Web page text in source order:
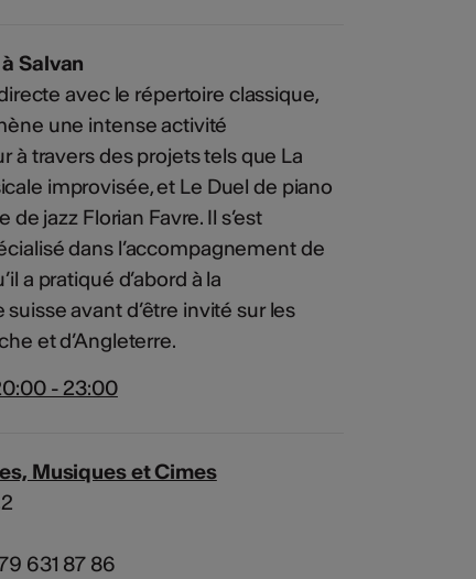
Salvan
avec le répertoire classique,
une intense activité
à travers des projets tels que La
improvisée, et Le Duel de piano
de jazz Florian Favre. Il s’est
dans l’accompagnement de
a pratiqué d’abord à la
avant d’être invité sur les
et d’Angleterre.
- 23:00
Musiques et Cimes
631 87 86